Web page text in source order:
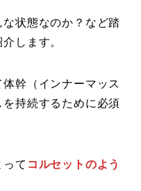
状態なのか？など踏
します。
幹（インナーマッス
持続するために必須
て コルセットのよう